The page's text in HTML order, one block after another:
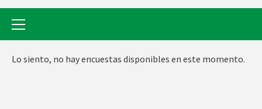
Lo siento, no hay encuestas disponibles en este momento.